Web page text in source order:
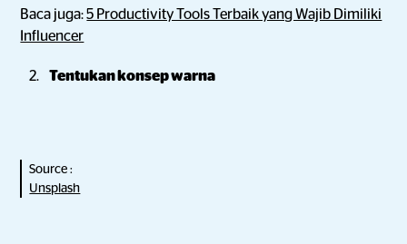
Baca juga:5 Productivity Tools Terbaik yang Wajib Dimiliki
Influencer
Tentukan konsep warna
Source :
Unsplash